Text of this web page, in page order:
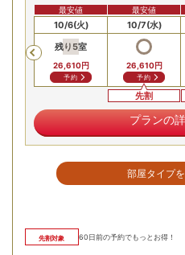
ダイニングルーム「ボーセジ
れながら味わうブレックファ
面の波紋を眺めながら、優雅
だけます
軽井沢の美しい景色
Previous
10/6(火)
残り 5室
26,610円
予約
最安値
10/7(水)
26,610円
予約
先割
最安値
プランの
部屋タイプ
洋室
先割対象 60日前の予約でもっとお得！